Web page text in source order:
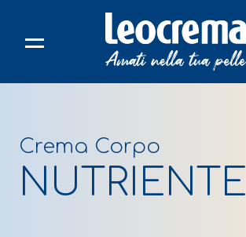
Crema Corpo
NUTRIENTE